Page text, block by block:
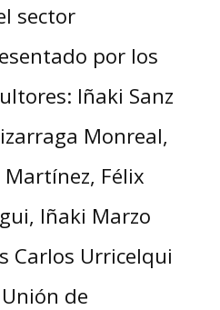
sector
por los
Iñaki Sanz
Monreal,
Félix
Iñaki Marzo
Carlos Urricelqui
de